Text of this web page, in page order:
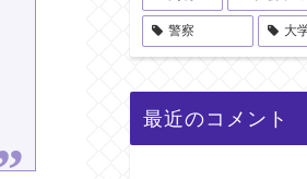
警察 大
最近のコメント